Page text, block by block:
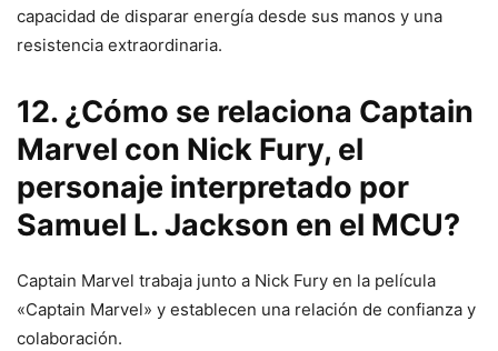
capacidad de disparar energía desde sus manos y una
resistencia extraordinaria.
12. ¿Cómo se relaciona Captain
Marvel con Nick Fury, el
personaje interpretado por
Samuel L. Jackson en el MCU?
Captain Marvel trabaja junto a Nick Fury en la película
«Captain Marvel» y establecen una relación de confianza y
colaboración.